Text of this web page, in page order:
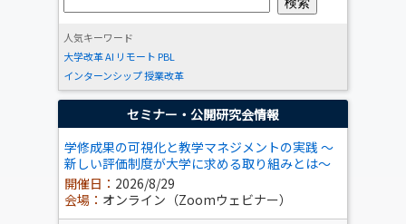
人気キーワード
大学改革AI リモート PBL
インターンシップ授業改革
セミナー・公開研究会情報
学修成果の可視化と教学マネジメントの実践 ～
新しい評価制度が大学に求める取り組みとは～
開催日： 2026/8/29
会場： オンライン（Zoomウェビナー）